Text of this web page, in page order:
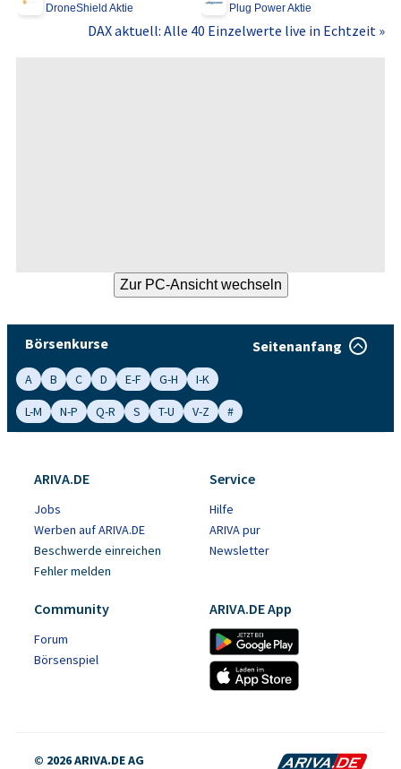
DroneShield Aktie Plug Power Aktie
DAX aktuell: Alle 40 Einzelwerte live in Echtzeit »
Börsenkurse Seitenanfang
A B C D E-F G-H
I-K
L-M
N-P Q-R S T-U V-Z #
ARIVA.DE
Jobs
Werben auf ARIVA.DE
Beschwerde einreichen
Fehler melden
Service
Hilfe
ARIVA pur
Newsletter
Community
Forum
Börsenspiel
ARIVA.DE App
© 2026 ARIVA.DE AG